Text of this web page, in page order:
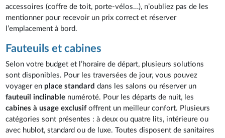
accessoires (coffre de toit, porte-vélos…), n’oubliez pas de les
mentionner pour recevoir un prix correct et réserver
l’emplacement à bord.
Fauteuils et cabines
Selon votre budget et l’horaire de départ, plusieurs solutions
sont disponibles. Pour les traversées de jour, vous pouvez
voyager en place standard dans les salons ou réserver un
fauteuil inclinable numéroté. Pour les départs de nuit, les
cabines à usage exclusifoffrent un meilleur confort. Plusieurs
catégories sont présentes : à deux ou quatre lits, intérieure ou
avec hublot, standard ou de luxe. Toutes disposent de sanitaires